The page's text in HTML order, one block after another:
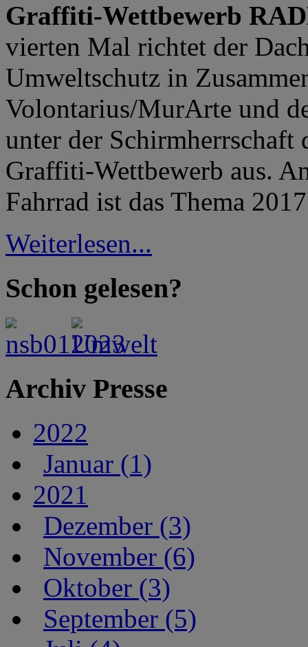
Graffiti-Wettbewerb
vierten Mal richtet der
Umweltschutz in
Volontarius/MurArte und
unter der Schirmherrschaft
Graffiti-Wettbewerb aus.
Fahrrad ist das Thema
Weiterlesen...
Schon gelesen?
Archiv Presse
2022
Januar (1)
2021
Dezember (3)
November (6)
Oktober (3)
September (5)